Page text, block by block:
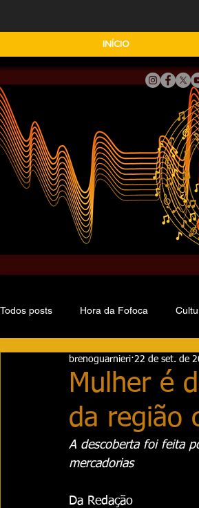
INÍCIO
Todos posts Hora da Fofoca
Mulher é
da região
brenoguarnieri 22 de set. de
A descoberta foi feita
mercadorias
Da Redação